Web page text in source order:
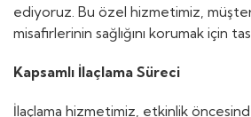
ediyoruz. Bu özel hizmetimiz,
misafirlerinin sağlığını korumak için
Kapsamlı İlaçlama Süreci
İlaçlama hizmetimiz, etkinlik